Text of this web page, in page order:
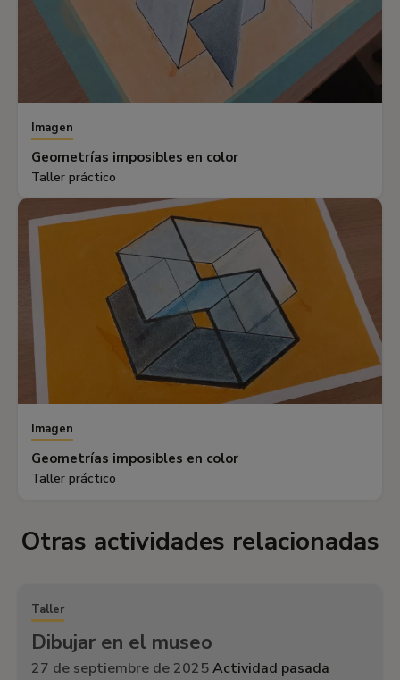
Imagen
Geometrías imposibles en color
Taller práctico
Imagen
Geometrías imposibles en color
Taller práctico
Otras actividades relacionadas
Taller
Dibujar en el museo
27 de septiembre de 2025Actividad pasada